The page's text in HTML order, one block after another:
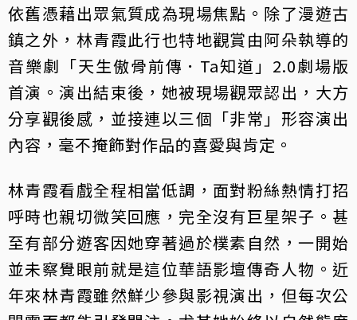
依舊憑藉出眾氣質成為現場焦點。除了漫遊古
鎮之外，林青霞此行也特地觀賞由阿朵執導的
音樂劇「天生傲骨前傳．Ta知道」2.0劇場版
首演。演出結束後，她被現場觀眾認出，大方
分享觀後感，並接連以三個「非常」形容演出
內容，毫不掩飾對作品的喜愛與肯定。
林青霞看戲全程相當低調，面對粉絲熱情打招
呼時也親切微笑回應，完全沒有巨星架子。甚
至有部分遊客因她穿著過於樸素自然，一開始
並未察覺眼前就是這位華語影壇傳奇人物。近
年來林青霞雖然鮮少參與影視演出，但每次公